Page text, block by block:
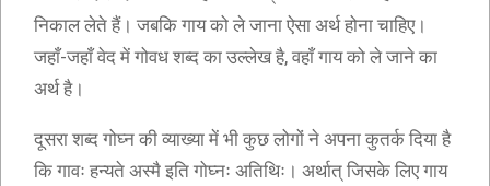
निकाल लेते हैं। जबकि गाय को ले जाना ऐसा अर्थ होना चाहिए।
जहाँ-जहाँ वेद में गोवध शब्द का उल्लेख है, वहाँ गाय को ले जाने का
अर्थ है।
दूसरा शब्द गोघ्न की व्याख्या में भी कुछ लोगों ने अपना कुतर्क दिया है
कि गावः हन्यते अस्मै इति गोघ्नः अतिथिः। अर्थात् जिसके लिए गाय